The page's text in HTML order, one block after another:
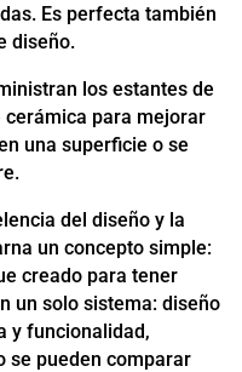
Es perfecta también
diseño.
los estantes de
cerámica para mejorar
una superficie o se
del diseño y la
un concepto simple:
creado para tener
un solo sistema: diseño
y funcionalidad,
se pueden comparar